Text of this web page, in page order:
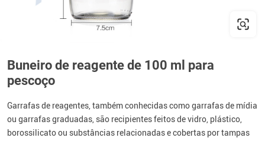
Buneiro de reagente de 100 ml para
pescoço
Garrafas de reagentes, também conhecidas como garrafas de mídia
ou garrafas graduadas, são recipientes feitos de vidro, plástico,
borossilicato ou substâncias relacionadas e cobertas por tampas